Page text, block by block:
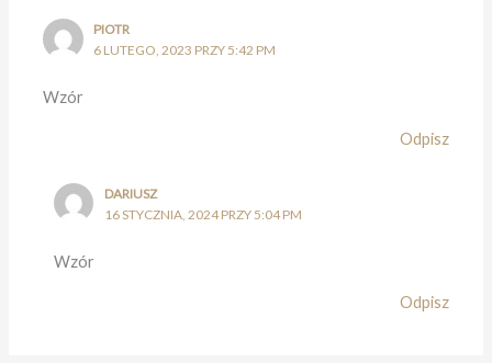
PIOTR
6 LUTEGO, 2023 PRZY 5:42 PM
Wzór
Odpisz
DARIUSZ
16 STYCZNIA, 2024 PRZY 5:04 PM
Wzór
Odpisz